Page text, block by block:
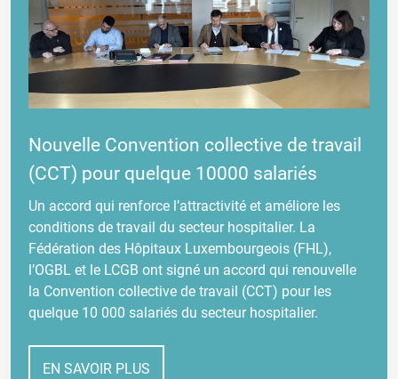
Nouvelle Convention collective de travail
(CCT) pour quelque 10000 salariés
Un accord qui renforce l’attractivité et améliore les
conditions de travail du secteur hospitalier. La
Fédération des Hôpitaux Luxembourgeois (FHL),
l’OGBL et le LCGB ont signé un accord qui renouvelle
la Convention collective de travail (CCT) pour les
quelque 10 000 salariés du secteur hospitalier.
EN SAVOIR PLUS